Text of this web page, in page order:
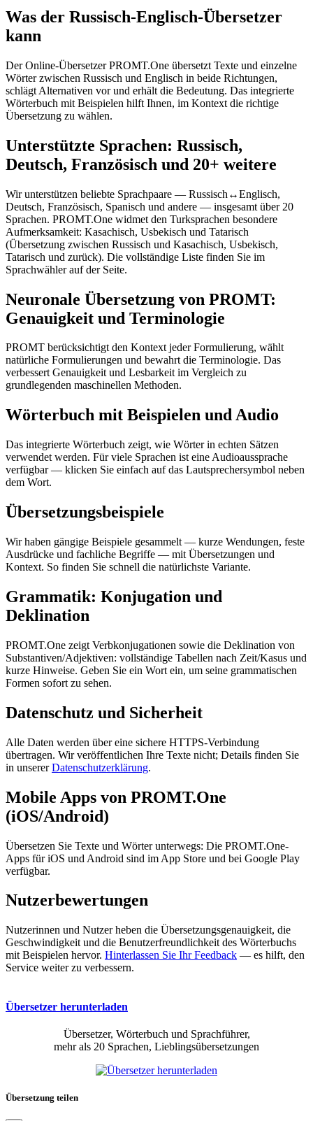
Was der Russisch-Englisch-Übersetzer
kann
Der Online-Übersetzer PROMT.One übersetzt Texte und einzelne
Wörter zwischen Russisch und Englisch in beide Richtungen,
schlägt Alternativen vor und erhält die Bedeutung. Das integrierte
Wörterbuch mit Beispielen hilft Ihnen, im Kontext die richtige
Übersetzung zu wählen.
Unterstützte Sprachen: Russisch,
Deutsch, Französisch und 20+ weitere
Wir unterstützen beliebte Sprachpaare — Russisch↔Englisch,
Deutsch, Französisch, Spanisch und andere — insgesamt über 20
Sprachen. PROMT.One widmet den Turksprachen besondere
Aufmerksamkeit: Kasachisch, Usbekisch und Tatarisch
(Übersetzung zwischen Russisch und Kasachisch, Usbekisch,
Tatarisch und zurück). Die vollständige Liste finden Sie im
Sprachwähler auf der Seite.
Neuronale Übersetzung von PROMT:
Genauigkeit und Terminologie
PROMT berücksichtigt den Kontext jeder Formulierung, wählt
natürliche Formulierungen und bewahrt die Terminologie. Das
verbessert Genauigkeit und Lesbarkeit im Vergleich zu
grundlegenden maschinellen Methoden.
Wörterbuch mit Beispielen und Audio
Das integrierte Wörterbuch zeigt, wie Wörter in echten Sätzen
verwendet werden. Für viele Sprachen ist eine Audioaussprache
verfügbar — klicken Sie einfach auf das Lautsprechersymbol neben
dem Wort.
Übersetzungsbeispiele
Wir haben gängige Beispiele gesammelt — kurze Wendungen, feste
Ausdrücke und fachliche Begriffe — mit Übersetzungen und
Kontext. So finden Sie schnell die natürlichste Variante.
Grammatik: Konjugation und
Deklination
PROMT.One zeigt Verbkonjugationen sowie die Deklination von
Substantiven/Adjektiven: vollständige Tabellen nach Zeit/Kasus und
kurze Hinweise. Geben Sie ein Wort ein, um seine grammatischen
Formen sofort zu sehen.
Datenschutz und Sicherheit
Alle Daten werden über eine sichere HTTPS-Verbindung
übertragen. Wir veröffentlichen Ihre Texte nicht; Details finden Sie
in unsererDatenschutzerklärung.
Mobile Apps von PROMT.One
(iOS/Android)
Übersetzen Sie Texte und Wörter unterwegs: Die PROMT.One-
Apps für iOS und Android sind im App Store und bei Google Play
verfügbar.
Nutzerbewertungen
Nutzerinnen und Nutzer heben die Übersetzungsgenauigkeit, die
Geschwindigkeit und die Benutzerfreundlichkeit des Wörterbuchs
mit Beispielen hervor. Hinterlassen Sie Ihr Feedback — es hilft, den
Service weiter zu verbessern.
Übersetzer herunterladen
Übersetzer, Wörterbuch und Sprachführer,
mehr als 20 Sprachen, Lieblingsübersetzungen
Übersetzung teilen